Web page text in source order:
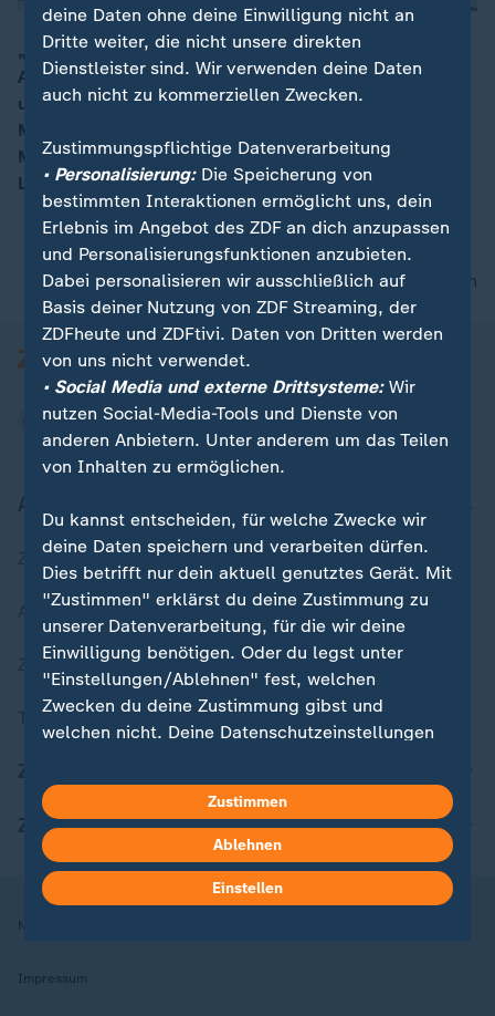
00:05
„Das haben wir auch noch nicht erlebt, dass ein
Anschlag zu dem wir ermitteln sich dann so entwickelt
und am Ende sich als so eine perfide Form von
Manipulation von Börsenkursen herausstellt.“ Holger
Münch, Chef des Bundeskriminalamts zur aktuellen
Lage.
nach oben
Zuletzt veröffentlicht
Aktuelle Sendungs-Videos
ZDFheute Stories
Themen im Überblick
ZDFheute Apps
Nutzungsbedingungen
Impressum
deine Daten ohne deine Einwilligung nicht an
Dritte weiter, die nicht unsere direkten
Dienstleister sind. Wir verwenden deine Daten
auch nicht zu kommerziellen Zwecken.
Zustimmungspflichtige Datenverarbeitung
• Personalisierung:Die Speicherung von
bestimmten Interaktionen ermöglicht uns, dein
Erlebnis im Angebot des ZDF an dich anzupassen
und Personalisierungsfunktionen anzubieten.
Dabei personalisieren wir ausschließlich auf
Basis deiner Nutzung von ZDF Streaming, der
ZDFheute und ZDFtivi. Daten von Dritten werden
von uns nicht verwendet.
• Social Media und externe Drittsysteme:Wir
nutzen Social-Media-Tools und Dienste von
anderen Anbietern. Unter anderem um das Teilen
von Inhalten zu ermöglichen.
Du kannst entscheiden, für welche Zwecke wir
deine Daten speichern und verarbeiten dürfen.
Dies betrifft nur dein aktuell genutztes Gerät. Mit
"Zustimmen" erklärst du deine Zustimmung zu
unserer Datenverarbeitung, für die wir deine
Einwilligung benötigen. Oder du legst unter
"Einstellungen/Ablehnen" fest, welchen
Zwecken du deine Zustimmung gibst und
welchen nicht. Deine Datenschutzeinstellungen
in deinen Einstellungen widerrufen oder ändern.
Hier findest du das Impressum.
Weitere Informationen findest du in unserer
Datenschutzerklärung.
Zustimmen
Ablehnen
Einstellen